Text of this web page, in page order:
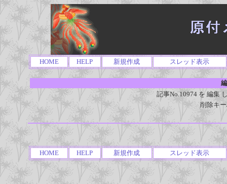
HOME HELP 新規作成 スレッド表示
記事No.10974 を 編集
削除キ
HOME HELP 新規作成 スレッド表示